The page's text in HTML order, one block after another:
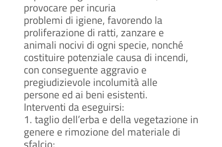
provocare per incuria
problemi di igiene, favorendo la
proliferazione di ratti, zanzare e
animali nocivi di ogni specie, nonché
costituire potenziale causa di incendi,
con conseguente aggravio e
pregiudizievole incolumità alle
persone ed ai beni esistenti.
Interventi da eseguirsi:
1. taglio dell’erba e della vegetazione in
genere e rimozione del materiale di